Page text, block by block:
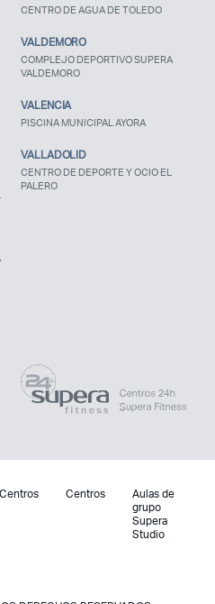
CENTRO DE AGUA DE TOLEDO
VALDEMORO
COMPLEJO DEPORTIVO SUPERA
VALDEMORO
VALENCIA
PISCINA MUNICIPAL AYORA
VALLADOLID
CENTRO DE DEPORTE Y OCIO EL
PALERO
Centros Centros
Aulas de
grupo
Supera
Studio